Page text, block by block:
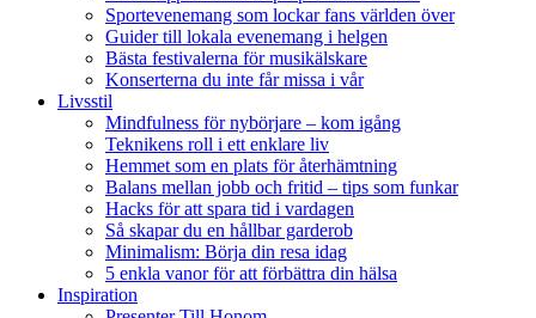
Sportevenemang som lockar fans världen över
Guider till lokala evenemang i helgen
Bästa festivalerna för musikälskare
Konserterna du inte får missa i vår
Livsstil
Mindfulness för nybörjare – kom igång
Teknikens roll i ett enklare liv
Hemmet som en plats för återhämtning
Balans mellan jobb och fritid – tips som funkar
Hacks för att spara tid i vardagen
Så skapar du en hållbar garderob
Minimalism: Börja din resa idag
5 enkla vanor för att förbättra din hälsa
Inspiration